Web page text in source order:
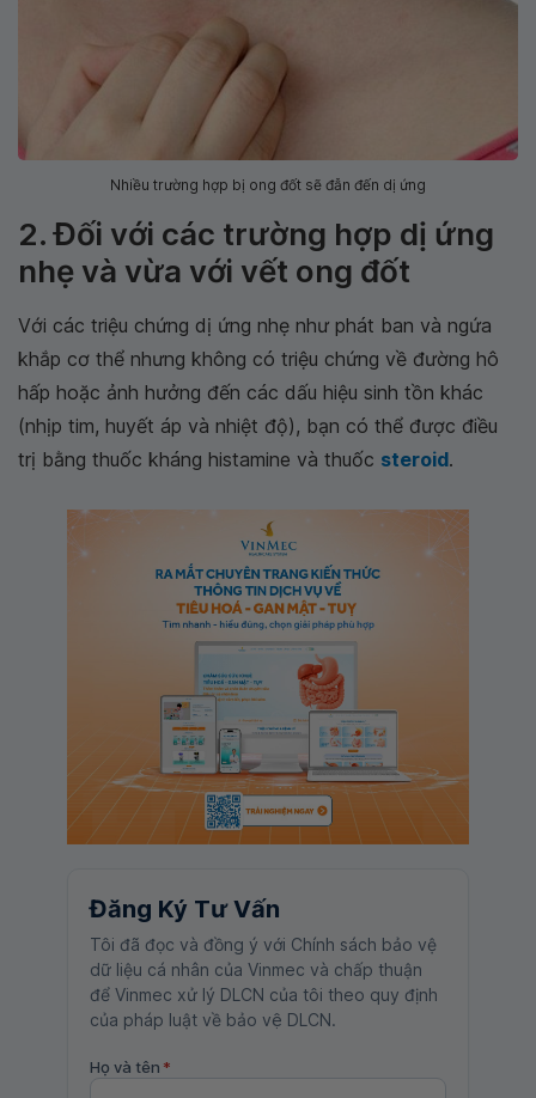
Nhiều trường hợp bị ong đốt sẽ đẫn đến dị ứng
2. Đối với các trường hợp dị ứng
nhẹ và vừa với vết ong đốt
Với các triệu chứng dị ứng nhẹ như phát ban và ngứa
khắp cơ thể nhưng không có triệu chứng về đường hô
hấp hoặc ảnh hưởng đến các dấu hiệu sinh tồn khác
(nhịp tim, huyết áp và nhiệt độ), bạn có thể được điều
trị bằng thuốc kháng histamine và thuốc steroid.
Đăng Ký Tư Vấn
Tôi đã đọc và đồng ý với Chính sách bảo vệ
dữ liệu cá nhân của Vinmec và chấp thuận
để Vinmec xử lý DLCN của tôi theo quy định
của pháp luật về bảo vệ DLCN.
Họ và tên *